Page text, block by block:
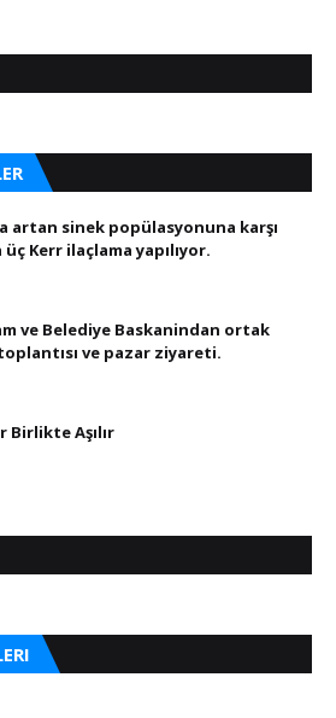
artan sinek popülasyonuna karşı
Kerr ilaçlama yapılıyor.
ve Belediye Baskanindan ortak
ve pazar ziyareti.
Birlikte Aşılır